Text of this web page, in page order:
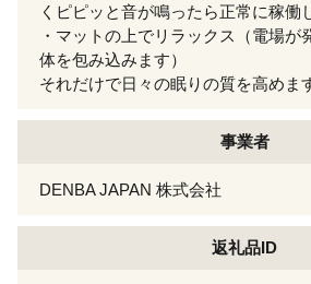
くピピッと音が鳴ったら正常に稼働
・マットの上でリラックス（電場が
体を包み込みます）
それだけで日々の眠りの質を高めま
事業者
DENBA JAPAN 株式会社
返礼品ID